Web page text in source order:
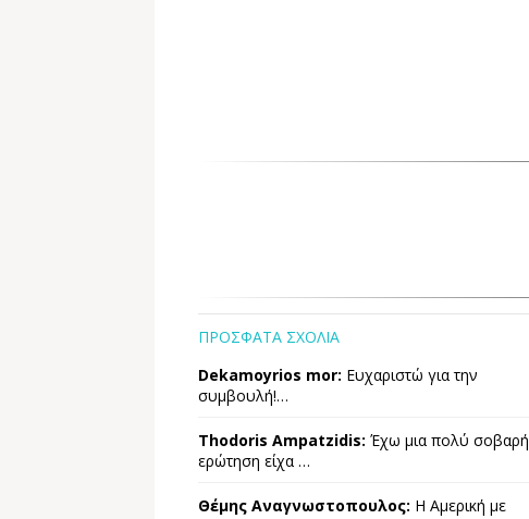
ΠΡΟΣΦΑΤΑ ΣΧΟΛΙΑ
Dekamoyrios mor: Ευχαριστώ για την
συμβουλή!…
Thodoris Ampatzidis: Έχω μια πολύ σοβαρή
ερώτηση είχα …
Θέμης Αναγνωστοπουλος: Η Αμερική με